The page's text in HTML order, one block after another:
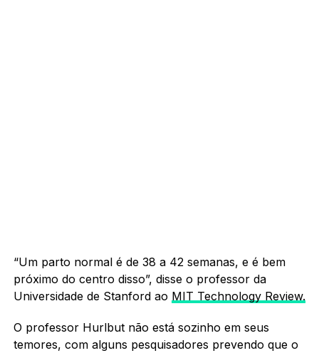
“Um parto normal é de 38 a 42 semanas, e é bem
próximo do centro disso”, disse o professor da
Universidade de Stanford ao MIT Technology Review.
O professor Hurlbut não está sozinho em seus
temores, com alguns pesquisadores prevendo que o